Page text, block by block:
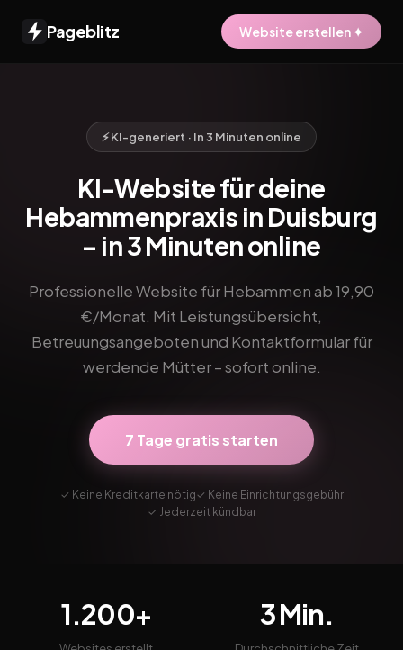
Pageblitz Website erstellen ✦
⚡ KI-generiert · In 3 Minuten online
KI-Website für deine
Hebammenpraxis in Duisburg
– in 3 Minuten online
Professionelle Website für Hebammen ab 19,90
€/Monat. Mit Leistungsübersicht,
Betreuungsangeboten und Kontaktformular für
werdende Mütter – sofort online.
7 Tage gratis starten
✓ Keine Kreditkarte nötig✓ Keine Einrichtungsgebühr
✓ Jederzeit kündbar
1.200+ 3 Min.